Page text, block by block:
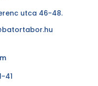
utca 46-48.
41